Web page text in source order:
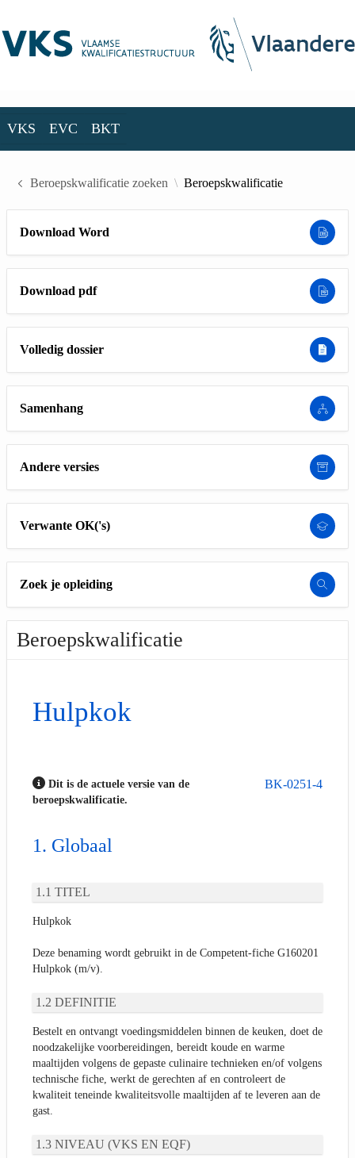
VKS EVC BKT
Beroepskwalificatie zoeken Beroepskwalificatie
Download Word
Download pdf
Volledig dossier
Samenhang
Andere versies
Verwante OK('s)
Zoek je opleiding
Beroepskwalificatie
Hulpkok
BK-0251-4
Dit is de actuele versie van de
beroepskwalificatie.
Globaal
TITEL
Hulpkok
Deze benaming wordt gebruikt in de Competent-fiche G160201
Hulpkok (m/v).
DEFINITIE
Bestelt en ontvangt voedingsmiddelen binnen de keuken, doet de
noodzakelijke voorbereidingen, bereidt koude en warme
maaltijden volgens de gepaste culinaire technieken en/of volgens
technische fiche, werkt de gerechten af en controleert de
kwaliteit teneinde kwaliteitsvolle maaltijden af te leveren aan de
gast.
NIVEAU (VKS EN EQF)